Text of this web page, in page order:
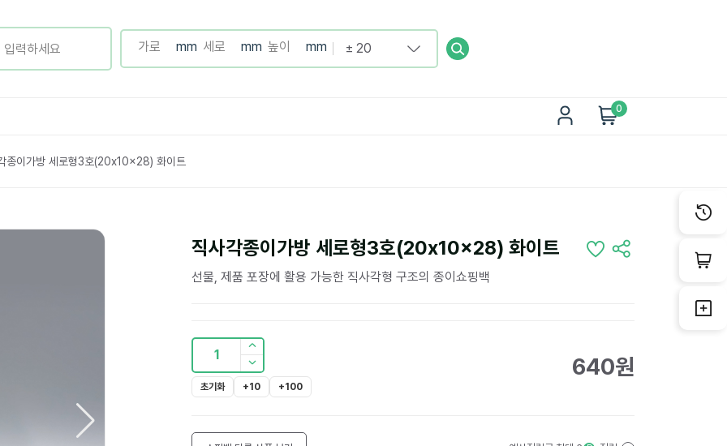
0
종이가방 세로형3호(20x10x28) 화이트
직사각종이가방 세로형3호(20x10x28) 화이트
선물, 제품 포장에 활용 가능한 직사각형 구조의 종이쇼핑백
1
초기화 +10 +100
640원